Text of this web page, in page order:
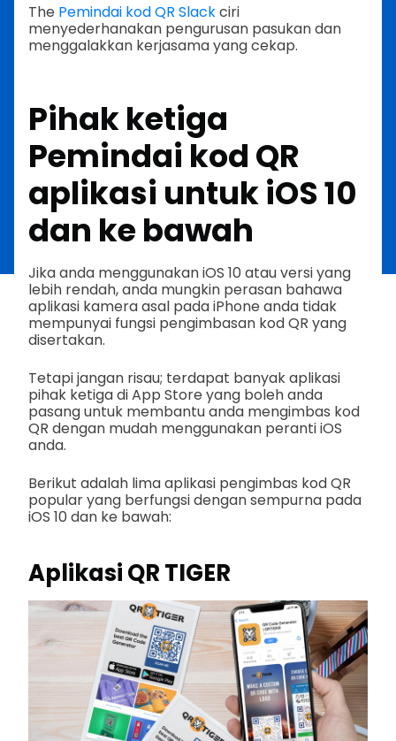
The Pemindai kod QR Slackciri
menyederhanakan pengurusan pasukan dan
menggalakkan kerjasama yang cekap.
Pihak ketiga
Pemindai kod QR
aplikasi untuk iOS 10
dan ke bawah
Jika anda menggunakan iOS 10 atau versi yang
lebih rendah, anda mungkin perasan bahawa
aplikasi kamera asal pada iPhone anda tidak
mempunyai fungsi pengimbasan kod QR yang
disertakan.
Tetapi jangan risau; terdapat banyak aplikasi
pihak ketiga di App Store yang boleh anda
pasang untuk membantu anda mengimbas kod
QR dengan mudah menggunakan peranti iOS
anda.
Berikut adalah lima aplikasi pengimbas kod QR
popular yang berfungsi dengan sempurna pada
iOS 10 dan ke bawah:
Aplikasi QR TIGER